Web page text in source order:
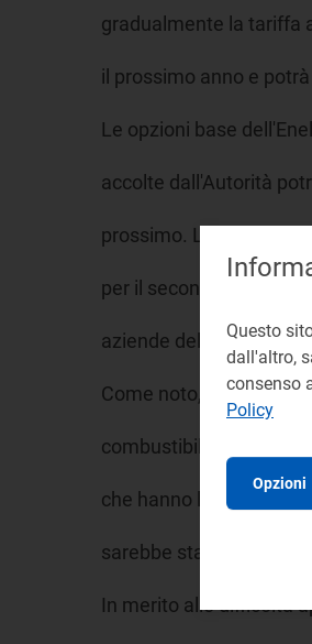
gradualmente la tariffa
il prossimo anno e
Le opzioni base
accolte dall'Autorità
prossimo. L'eventuale
per il secondo
aziende della tariffa
Come noto, i forti rialzi
combustibili e la
che hanno limitato la
sarebbe stato ben
In merito alle difficoltà
Questo
dall'altro,
consenso
Policy
Opzioni